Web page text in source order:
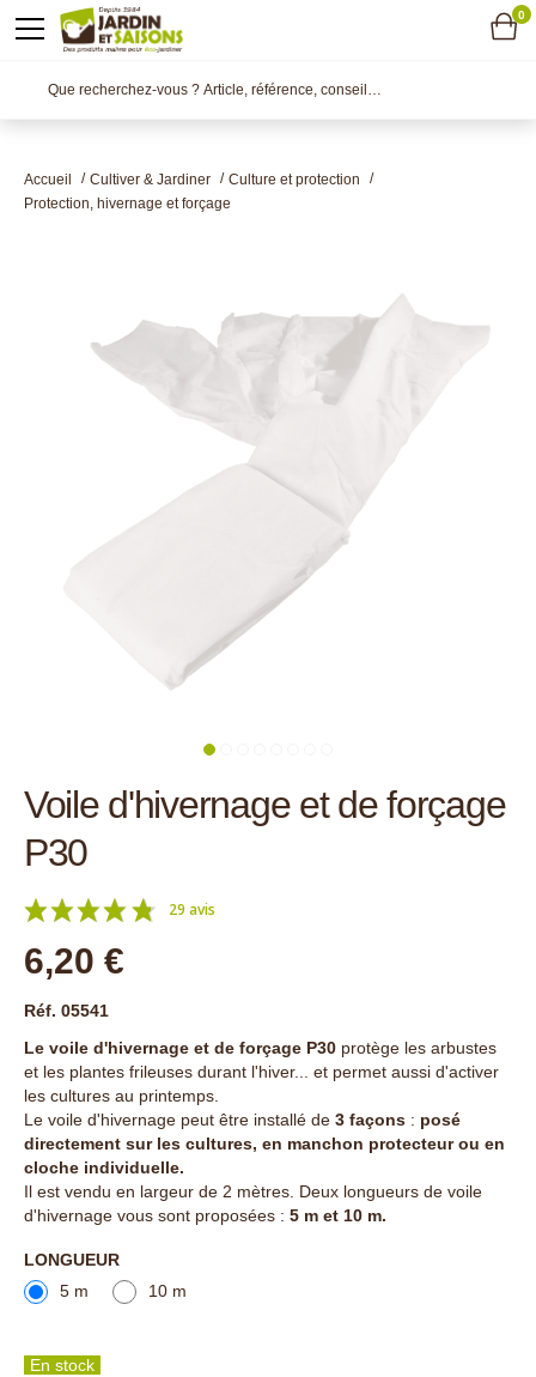
Accueil Cultiver & Jardiner
Culture et protection
Protection, hivernage et forçage
Voile d'hivernage et de forçage
P30
29 avis
6,20 €
Réf. 05541
Le voile d'hivernage et de forçage P30 protège les arbustes
et les plantes frileuses durant l'hiver... et permet aussi d'activer
les cultures au printemps.
Le voile d'hivernage peut être installé de 3 façons : posé
directement sur les cultures, en manchon protecteur ou en
cloche individuelle.
Il est vendu en largeur de 2 mètres. Deux longueurs de voile
d'hivernage vous sont proposées : 5 m et 10 m.
LONGUEUR
5 m
10 m
En stock
0